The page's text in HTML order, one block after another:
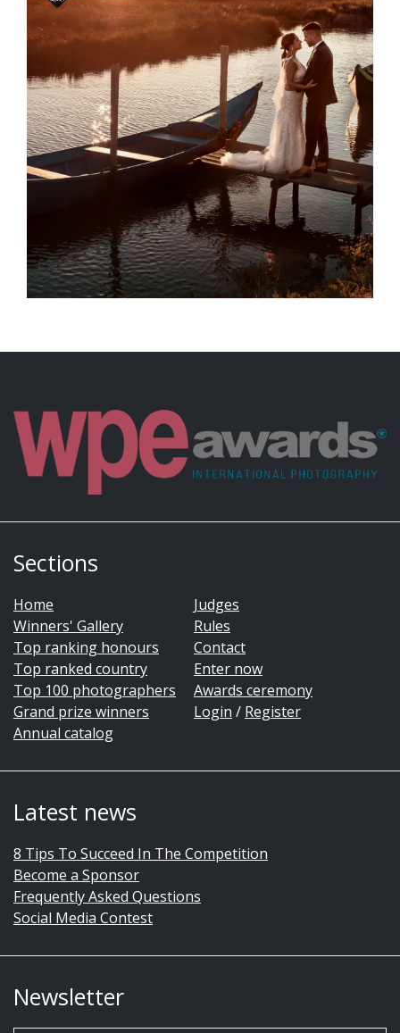
Sections
Home
Winners' Gallery
Top ranking honours
Top ranked country
Top 100 photographers
Grand prize winners
Annual catalog
Judges
Rules
Contact
Enter now
Awards ceremony
Login / Register
Latest news
8 Tips To Succeed In The Competition
Become a Sponsor
Frequently Asked Questions
Social Media Contest
Newsletter